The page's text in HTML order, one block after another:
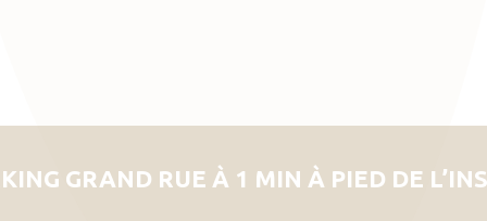
GRAND RUE À 1 MIN À PIED DE